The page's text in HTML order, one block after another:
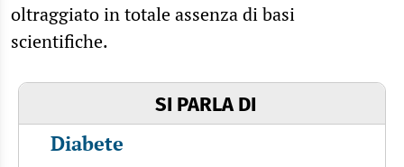
oltraggiato in totale assenza di basi
scientifiche.
SI PARLA DI
Diabete